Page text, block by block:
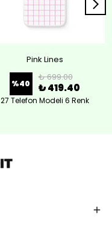
Pink Lines
%40
₺ 699.00
₺ 419.40
27 Telefon Modeli 6 Renk